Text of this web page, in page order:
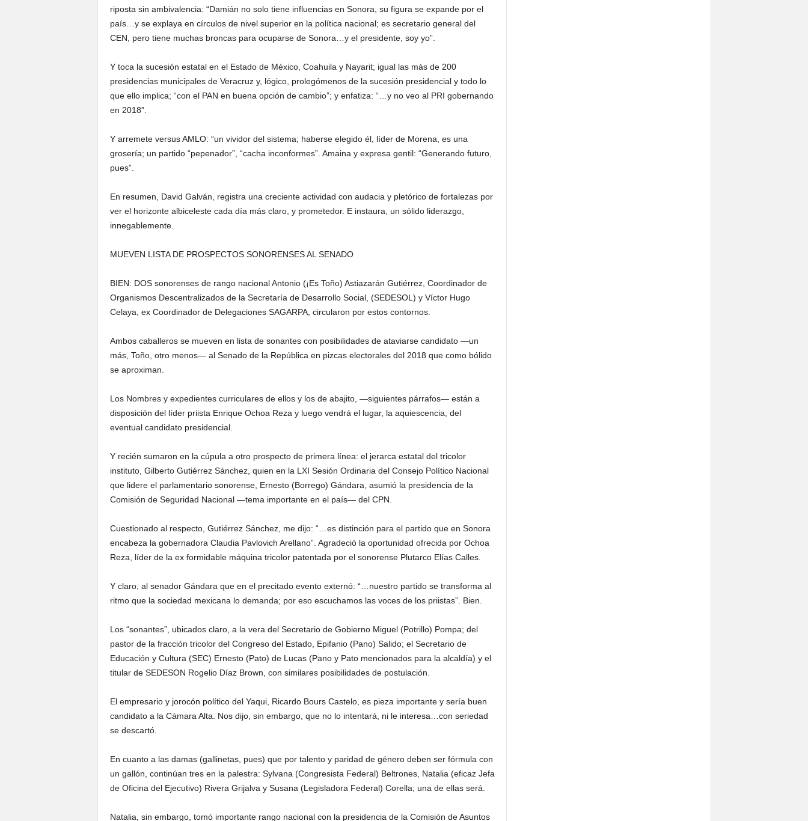
riposta sin ambivalencia: “Damián no solo tiene influencias en Sonora, su figura se expande por el
país…y se explaya en círculos de nivel superior en la política nacional; es secretario general del
CEN, pero tiene muchas broncas para ocuparse de Sonora…y el presidente, soy yo”.
Y toca la sucesión estatal en el Estado de México, Coahuila y Nayarit; igual las más de 200
presidencias municipales de Veracruz y, lógico, prolegómenos de la sucesión presidencial y todo lo
que ello implica; “con el PAN en buena opción de cambio”; y enfatiza: “…y no veo al PRI gobernando
en 2018”.
Y arremete versus AMLO: “un vividor del sistema; haberse elegido él, líder de Morena, es una
grosería; un partido “pepenador”, “cacha inconformes”. Amaina y expresa gentil: “Generando futuro,
pues”.
En resumen, David Galván, registra una creciente actividad con audacia y pletórico de fortalezas por
ver el horizonte albiceleste cada día más claro, y prometedor. E instaura, un sólido liderazgo,
innegablemente.
MUEVEN LISTA DE PROSPECTOS SONORENSES AL SENADO
BIEN: DOS sonorenses de rango nacional Antonio (¡Es Toño) Astiazarán Gutiérrez, Coordinador de
Organismos Descentralizados de la Secretaría de Desarrollo Social, (SEDESOL) y Víctor Hugo
Celaya, ex Coordinador de Delegaciones SAGARPA, circularon por estos contornos.
Ambos caballeros se mueven en lista de sonantes con posibilidades de ataviarse candidato —un
más, Toño, otro menos— al Senado de la República en pizcas electorales del 2018 que como bólido
se aproximan.
Los Nombres y expedientes curriculares de ellos y los de abajito, —siguientes párrafos— están a
disposición del líder priista Enrique Ochoa Reza y luego vendrá el lugar, la aquiescencia, del
eventual candidato presidencial.
Y recién sumaron en la cúpula a otro prospecto de primera línea: el jerarca estatal del tricolor
instituto, Gilberto Gutiérrez Sánchez, quien en la LXI Sesión Ordinaria del Consejo Político Nacional
que lidere el parlamentario sonorense, Ernesto (Borrego) Gándara, asumió la presidencia de la
Comisión de Seguridad Nacional —tema importante en el país— del CPN.
Cuestionado al respecto, Gutiérrez Sánchez, me dijo: “…es distinción para el partido que en Sonora
encabeza la gobernadora Claudia Pavlovich Arellano”. Agradeció la oportunidad ofrecida por Ochoa
Reza, líder de la ex formidable máquina tricolor patentada por el sonorense Plutarco Elías Calles.
Y claro, al senador Gándara que en el precitado evento externó: “…nuestro partido se transforma al
ritmo que la sociedad mexicana lo demanda; por eso escuchamos las voces de los priistas”. Bien.
Los “sonantes”, ubicados claro, a la vera del Secretario de Gobierno Miguel (Potrillo) Pompa; del
pastor de la fracción tricolor del Congreso del Estado, Epifanio (Pano) Salido; el Secretario de
Educación y Cultura (SEC) Ernesto (Pato) de Lucas (Pano y Pato mencionados para la alcaldía) y el
titular de SEDESON Rogelio Díaz Brown, con similares posibilidades de postulación.
El empresario y jorocón político del Yaqui, Ricardo Bours Castelo, es pieza importante y sería buen
candidato a la Cámara Alta. Nos dijo, sin embargo, que no lo intentará, ni le interesa…con seriedad
se descartó.
En cuanto a las damas (gallinetas, pues) que por talento y paridad de género deben ser fórmula con
un gallón, continúan tres en la palestra: Sylvana (Congresista Federal) Beltrones, Natalia (eficaz Jefa
de Oficina del Ejecutivo) Rivera Grijalva y Susana (Legisladora Federal) Corella; una de ellas será.
Natalia, sin embargo, tomó importante rango nacional con la presidencia de la Comisión de Asuntos